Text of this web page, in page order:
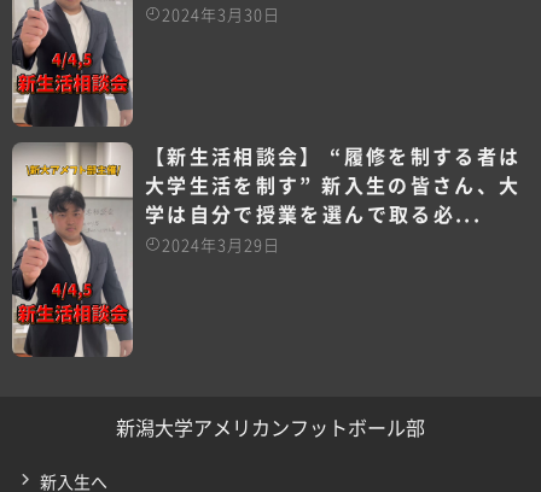
2024年3月30日
【新生活相談会】 “履修を制する者は
大学生活を制す” 新入生の皆さん、大
学は自分で授業を選んで取る必...
2024年3月29日
新潟大学アメリカンフットボール部
新入生へ